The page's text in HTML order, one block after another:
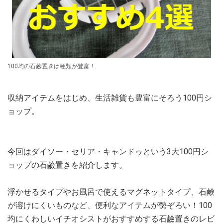
100均の石鹼置きは種類が豊富！
収納アイテムをはじめ、生活雑貨も豊富にそろう100円シ
ョップ。
今回はダイソー・セリア・キャンドゥという3大100円シ
ョップの石鹼置きを紹介します。
浮かせるタイプやお風呂で使えるマグネットタイプ、石鹸
が溶けにくいものなど、便利なアイテムが勢ぞろい！100
均にくわしいイチオシストがおすすめする石鹼置きのレビ